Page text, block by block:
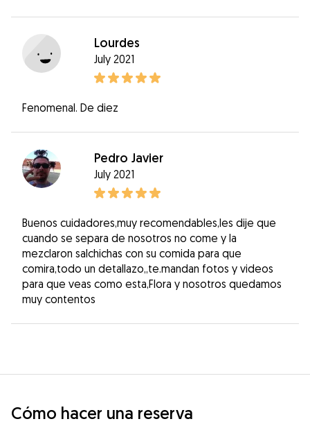
Lourdes
July 2021
Fenomenal. De diez
Pedro Javier
July 2021
Buenos cuidadores,muy recomendables,les dije que
cuando se separa de nosotros no come y la
mezclaron salchichas con su comida para que
comira,todo un detallazo,,te.mandan fotos y videos
para que veas como esta,Flora y nosotros quedamos
muy contentos
Cómo hacer una reserva